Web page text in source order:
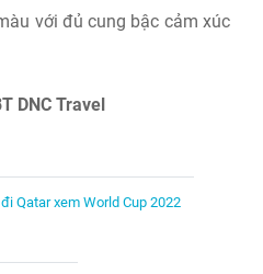
với đủ cung bậc cảm xúc
DNC Travel
Qatar xem World Cup 2022